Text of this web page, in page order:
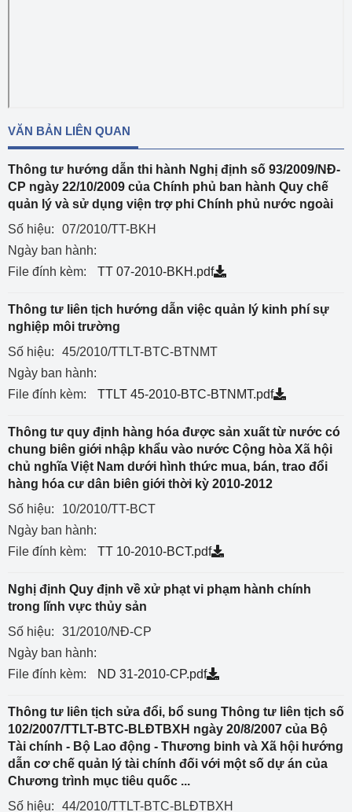
VĂN BẢN LIÊN QUAN
Thông tư hướng dẫn thi hành Nghị định số 93/2009/NĐ-
CP ngày 22/10/2009 của Chính phủ ban hành Quy chế
quản lý và sử dụng viện trợ phi Chính phủ nước ngoài
Số hiệu:
07/2010/TT-BKH
Ngày ban hành:
File đính kèm:
TT 07-2010-BKH.pdf
Thông tư liên tịch hướng dẫn việc quản lý kinh phí sự
nghiệp môi trường
Số hiệu:
45/2010/TTLT-BTC-BTNMT
Ngày ban hành:
File đính kèm:
TTLT 45-2010-BTC-BTNMT.pdf
Thông tư quy định hàng hóa được sản xuất từ nước có
chung biên giới nhập khẩu vào nước Cộng hòa Xã hội
chủ nghĩa Việt Nam dưới hình thức mua, bán, trao đổi
hàng hóa cư dân biên giới thời kỳ 2010-2012
Số hiệu:
10/2010/TT-BCT
Ngày ban hành:
File đính kèm:
TT 10-2010-BCT.pdf
Nghị định Quy định về xử phạt vi phạm hành chính
trong lĩnh vực thủy sản
Số hiệu:
31/2010/NĐ-CP
Ngày ban hành:
File đính kèm:
ND 31-2010-CP.pdf
Thông tư liên tịch sửa đổi, bổ sung Thông tư liên tịch số
102/2007/TTLT-BTC-BLĐTBXH ngày 20/8/2007 của Bộ
Tài chính - Bộ Lao động - Thương binh và Xã hội hướng
dẫn cơ chế quản lý tài chính đối với một số dự án của
Chương trình mục tiêu quốc ...
Số hiệu:
44/2010/TTLT-BTC-BLĐTBXH